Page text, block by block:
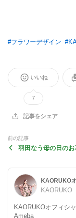
#フラワーデザイン #
いいね
7
記事をシェア
前の記事
羽田なう母の日のお
KAORUKO
KAORUKOオフィシ
Ameba